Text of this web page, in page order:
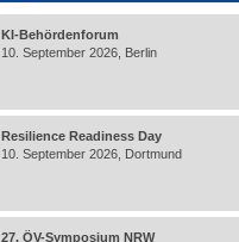
KI-Behördenforum
10. September 2026, Berlin
Resilience Readiness Day
10. September 2026, Dortmund
27. ÖV-Symposium NRW